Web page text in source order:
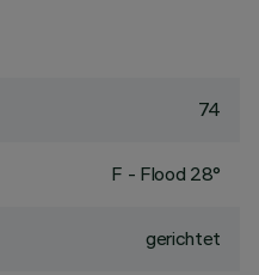
74
F - Flood 28°
gerichtet